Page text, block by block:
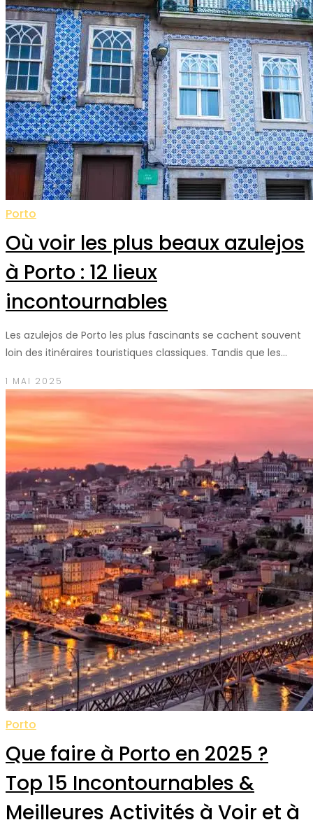
Porto
Où voir les plus beaux azulejos
à Porto : 12 lieux
incontournables
Les azulejos de Porto les plus fascinants se cachent souvent
loin des itinéraires touristiques classiques. Tandis que les…
1 MAI 2025
Porto
Que faire à Porto en 2025 ?
Top 15 Incontournables &
Meilleures Activités à Voir et à